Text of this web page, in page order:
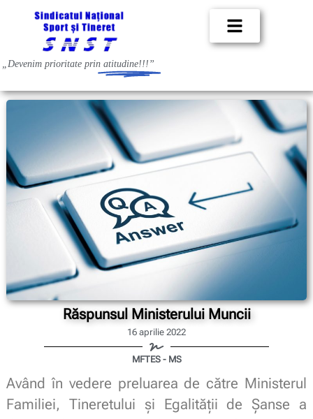
„Devenim prioritate prin atitudine!!!”
Răspunsul Ministerului Muncii
16 aprilie 2022
MFTES - MS
Având în vedere preluarea de către Ministerul
Familiei, Tineretului și Egalității de Șanse a